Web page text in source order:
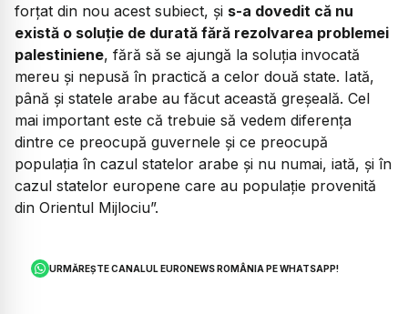
forțat din nou acest subiect, și s-a dovedit că nu
există o soluție de durată fără rezolvarea problemei
palestiniene, fără să se ajungă la soluția invocată
mereu și nepusă în practică a celor două state. Iată,
până și statele arabe au făcut această greșeală. Cel
mai important este că trebuie să vedem diferența
dintre ce preocupă guvernele și ce preocupă
populația în cazul statelor arabe și nu numai, iată, și în
cazul statelor europene care au populație provenită
din Orientul Mijlociu”.
URMĂREȘTE CANALUL EURONEWS ROMÂNIA PE WHATSAPP!